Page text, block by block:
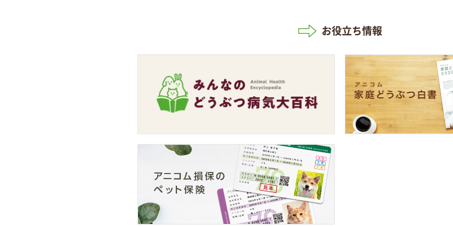
お役立ち情報